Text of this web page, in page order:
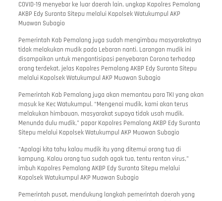
COVID-19 menyebar ke luar daerah lain, ungkap Kapolres Pemalang
AKBP Edy Suranta Sitepu melalui Kapolsek Watukumpul AKP
Muawan Subagio
Pemerintah Kab Pemalang juga sudah mengimbau masyarakatnya
tidak melakukan mudik pada Lebaran nanti. Larangan mudik ini
disampaikan untuk mengantisipasi penyebaran Corona terhadap
orang terdekat, jelas Kapolres Pemalang AKBP Edy Suranta Sitepu
melalui Kapolsek Watukumpul AKP Muawan Subagio
Pemerintah Kab Pemalang juga akan memantau para TKI yang akan
masuk ke Kec Watukumpul. “Mengenai mudik, kami akan terus
melakukan himbauan, masyarakat supaya tidak usah mudik.
Menunda dulu mudik,” papar Kapolres Pemalang AKBP Edy Suranta
Sitepu melalui Kapolsek Watukumpul AKP Muawan Subagio
“Apalagi kita tahu kalau mudik itu yang ditemui orang tua di
kampung. Kalau orang tua sudah agak tua, tentu rentan virus,”
imbuh Kapolres Pemalang AKBP Edy Suranta Sitepu melalui
Kapolsek Watukumpul AKP Muawan Subagio
Pemerintah pusat, mendukung langkah pemerintah daerah yang